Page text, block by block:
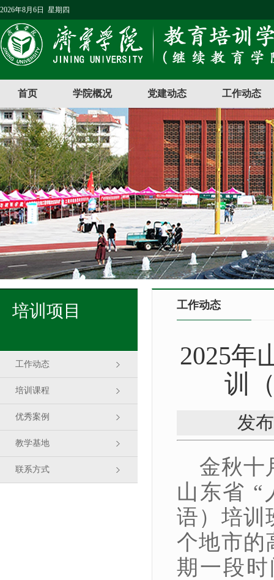
2026年8月6日 星期四
首页 学院概况 党建动态 工作动态
培训项目
工作动态
培训课程
优秀案例
教学基地
联系方式
工作动态
2025年
训
发
金秋十
山东省 “
语）培训
个地市的
期一段